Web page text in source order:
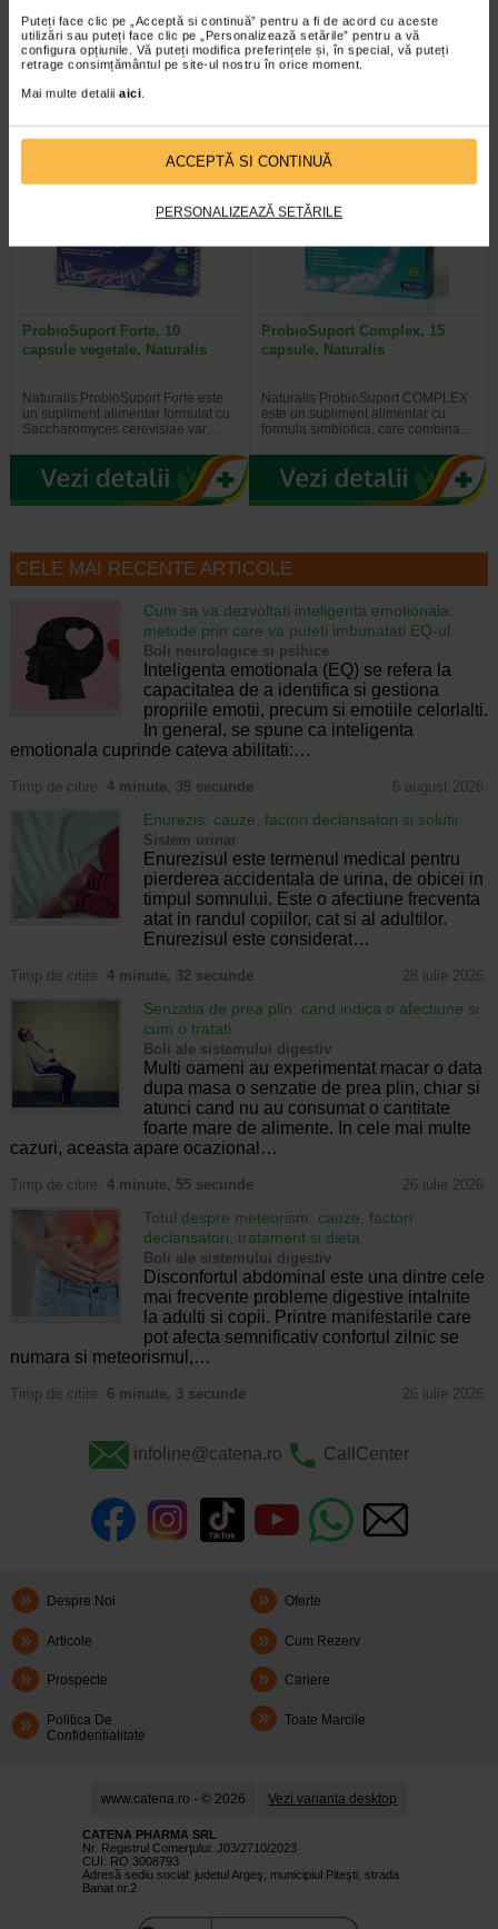
Puteți face clic pe „Acceptă si continuă” pentru a fi de acord cu aceste
utilizări sau puteți face clic pe „Personalizează setările” pentru a vă
configura opțiunile. Vă puteți modifica preferințele și, în special, vă puteți
retrage consimțământul pe site-ul nostru în orice moment.
Mai multe detalii aici.
ACCEPTĂ SI CONTINUĂ
PERSONALIZEAZĂ SETĂRILE
Supliment alimentar cu carbune
activ si inulina, destinat reducerii
acumularii excesive de gaze…
Supliment alimentar sub forma de
comprimate filmate, care contine
extract din frunze de Senna…
Plătești 2, primești 3
ProbioSuport Forte, 10
capsule vegetale, Naturalis
Naturalis ProbioSuport Forte este
un supliment alimentar formulat cu
Saccharomyces cerevisiae var…
ProbioSuport Complex, 15
capsule, Naturalis
Naturalis ProbioSuport COMPLEX
este un supliment alimentar cu
formula simbiotica, care combina…
CELE MAI RECENTE ARTICOLE
Cum sa va dezvoltati inteligenta emotionala:
metode prin care va puteti imbunatati EQ-ul
Boli neurologice si psihice
Inteligenta emotionala (EQ) se refera la
capacitatea de a identifica si gestiona
propriile emotii, precum si emotiile celorlalti.
In general, se spune ca inteligenta
emotionala cuprinde cateva abilitati:…
Timp de citire: 4 minute, 39 secunde 6 august 2026
Enurezis: cauze, factori declansatori si solutii
Sistem urinar
Enurezisul este termenul medical pentru
pierderea accidentala de urina, de obicei in
timpul somnului. Este o afectiune frecventa
atat in randul copiilor, cat si al adultilor.
Enurezisul este considerat…
Timp de citire: 4 minute, 32 secunde 28 iulie 2026
Senzatia de prea plin: cand indica o afectiune si
cum o tratati
Boli ale sistemului digestiv
Multi oameni au experimentat macar o data
dupa masa o senzatie de prea plin, chiar si
atunci cand nu au consumat o cantitate
foarte mare de alimente. In cele mai multe
cazuri, aceasta apare ocazional…
Timp de citire: 4 minute, 55 secunde 26 iulie 2026
Totul despre meteorism: cauze, factori
declansatori, tratament si dieta
Boli ale sistemului digestiv
Disconfortul abdominal este una dintre cele
mai frecvente probleme digestive intalnite
la adulti si copii. Printre manifestarile care
pot afecta semnificativ confortul zilnic se
numara si meteorismul,…
Timp de citire: 6 minute, 3 secunde 26 iulie 2026
infoline@catena.ro CallCenter
Despre Noi Oferte
Articole Cum Rezerv
Prospecte Cariere
Politica De
Confidentialitate
Toate Marcile
www.catena.ro - © 2026 Vezi varianta desktop
CATENA PHARMA SRL
Nr. Registrul Comerţului: J03/2710/2023
CUI: RO 3008793
Adresă sediu social: judetul Argeş, municipiul Piteşti, strada
Banat nr.2